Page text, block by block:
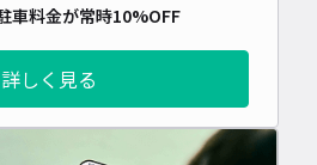
車料金が常時10%OFF
詳しく見る